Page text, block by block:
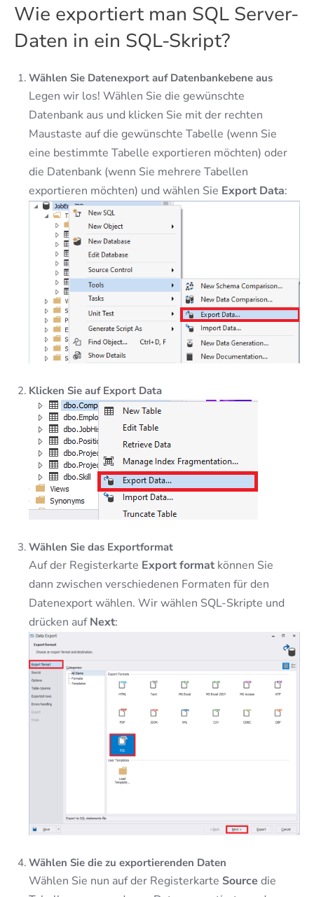
Wie exportiert man SQL Server-
Daten in ein SQL-Skript?
Wählen Sie Datenexport auf Datenbankebene aus
Legen wir los! Wählen Sie die gewünschte
Datenbank aus und klicken Sie mit der rechten
Maustaste auf die gewünschte Tabelle (wenn Sie
eine bestimmte Tabelle exportieren möchten) oder
die Datenbank (wenn Sie mehrere Tabellen
exportieren möchten) und wählen Sie Export Data:
Klicken Sie auf Export Data
Wählen Sie das Exportformat
Auf der Registerkarte Export format können Sie
dann zwischen verschiedenen Formaten für den
Datenexport wählen. Wir wählen SQL-Skripte und
drücken aufNext:
Wählen Sie die zu exportierenden Daten
Wählen Sie nun auf der Registerkarte Source die